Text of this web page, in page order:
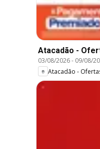
Atacadão -
03/08/2026- 09/08/
Atacadão -